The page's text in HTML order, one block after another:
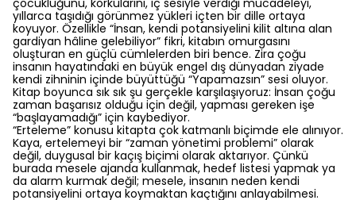
çocukluğunu, korkularını, iç sesiyle verdiği mücadeleyi,
yıllarca taşıdığı görünmez yükleri içten bir dille ortaya
koyuyor. Özellikle “İnsan, kendi potansiyelini kilit altına alan
gardiyan hâline gelebiliyor” fikri, kitabın omurgasını
oluşturan en güçlü cümlelerden biri bence. Zira çoğu
insanın hayatındaki en büyük engel dış dünyadan ziyade
kendi zihninin içinde büyüttüğü “Yapamazsın” sesi oluyor.
Kitap boyunca sık sık şu gerçekle karşılaşıyoruz: İnsan çoğu
zaman başarısız olduğu için değil, yapması gereken işe
“başlayamadığı” için kaybediyor.
“Erteleme” konusu kitapta çok katmanlı biçimde ele alınıyor.
Kaya, ertelemeyi bir “zaman yönetimi problemi” olarak
değil, duygusal bir kaçış biçimi olarak aktarıyor. Çünkü
burada mesele ajanda kullanmak, hedef listesi yapmak ya
da alarm kurmak değil; mesele, insanın neden kendi
potansiyelini ortaya koymaktan kaçtığını anlayabilmesi.